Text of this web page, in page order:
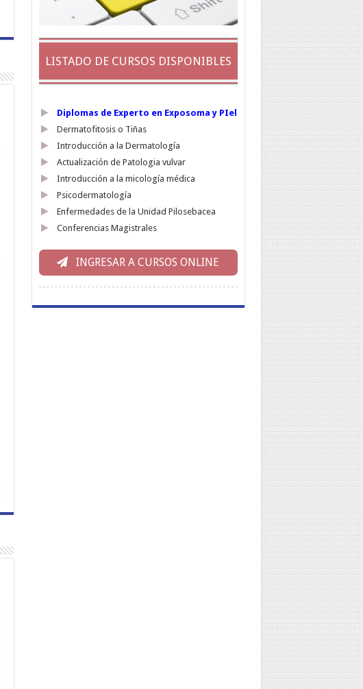
LISTADO DE CURSOS DISPONIBLES
Diplomas de Experto en Exposoma y PIel
Dermatofitosis o Tiñas
Introducción a la Dermatología
Actualización de Patologia vulvar
Introducción a la micología médica
Psicodermatología
Enfermedades de la Unidad Pilosebacea
Conferencias Magistrales
INGRESAR A CURSOS ONLINE